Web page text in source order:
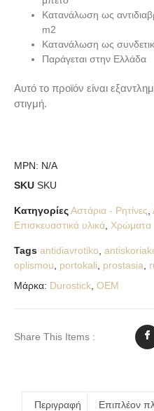
Κατανάλωση ως
m2
Κατανάλωση ως
Παράγεται στην Ελλάδα
Αυτό το προϊόν είναι
στιγμή.
MPN: N/A
SKU SKU
ΚατηγορίεςΑστάρια - Ρητίνες
Επισκευαστικά υλικά Χρώματα
Tags antidiavrotiko
oplismou
portokali prostasia
Μάρκα: Durostick OEM
Share This Items :
Περιγραφή Επιπλέον